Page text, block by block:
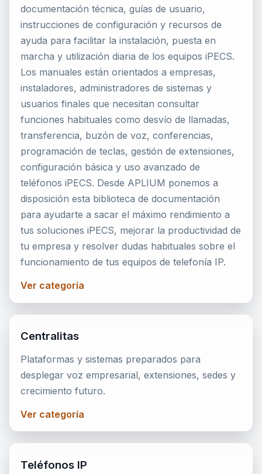
documentación técnica, guías de usuario,
instrucciones de configuración y recursos de
ayuda para facilitar la instalación, puesta en
marcha y utilización diaria de los equipos iPECS.
Los manuales están orientados a empresas,
instaladores, administradores de sistemas y
usuarios finales que necesitan consultar
funciones habituales como desvío de llamadas,
transferencia, buzón de voz, conferencias,
programación de teclas, gestión de extensiones,
configuración básica y uso avanzado de
teléfonos iPECS. Desde APLIUM ponemos a
disposición esta biblioteca de documentación
para ayudarte a sacar el máximo rendimiento a
tus soluciones iPECS, mejorar la productividad de
tu empresa y resolver dudas habituales sobre el
funcionamiento de tus equipos de telefonía IP.
Ver categoría
Centralitas
Plataformas y sistemas preparados para
desplegar voz empresarial, extensiones, sedes y
crecimiento futuro.
Ver categoría
Teléfonos IP